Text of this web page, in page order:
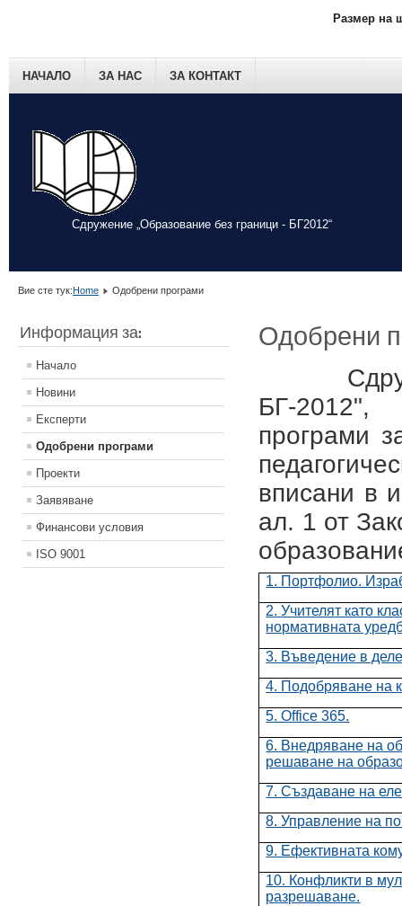
Сдружение „Образование без граници - БГ2012“
НАЧАЛО ЗА НАС ЗА КОНТАКТ
Размер на
Вие сте тук: Home Одобрени програми
Информация за:
Начало
Новини
Експерти
Одобрени програми
Проекти
Заявяване
Финансови условия
ISO 9001
Одобрени
БГ-2012",
програми
вписани в
ал. 1 от
1. Портфолио.
2. Учителят като
нормативната
3. Въведение в
4. Подобряване на
5. Office 365.
6. Внедряване на
решаване на
7. Създаване на
8. Управление на
9. Ефективната
10. Конфликти в
разрешаване.